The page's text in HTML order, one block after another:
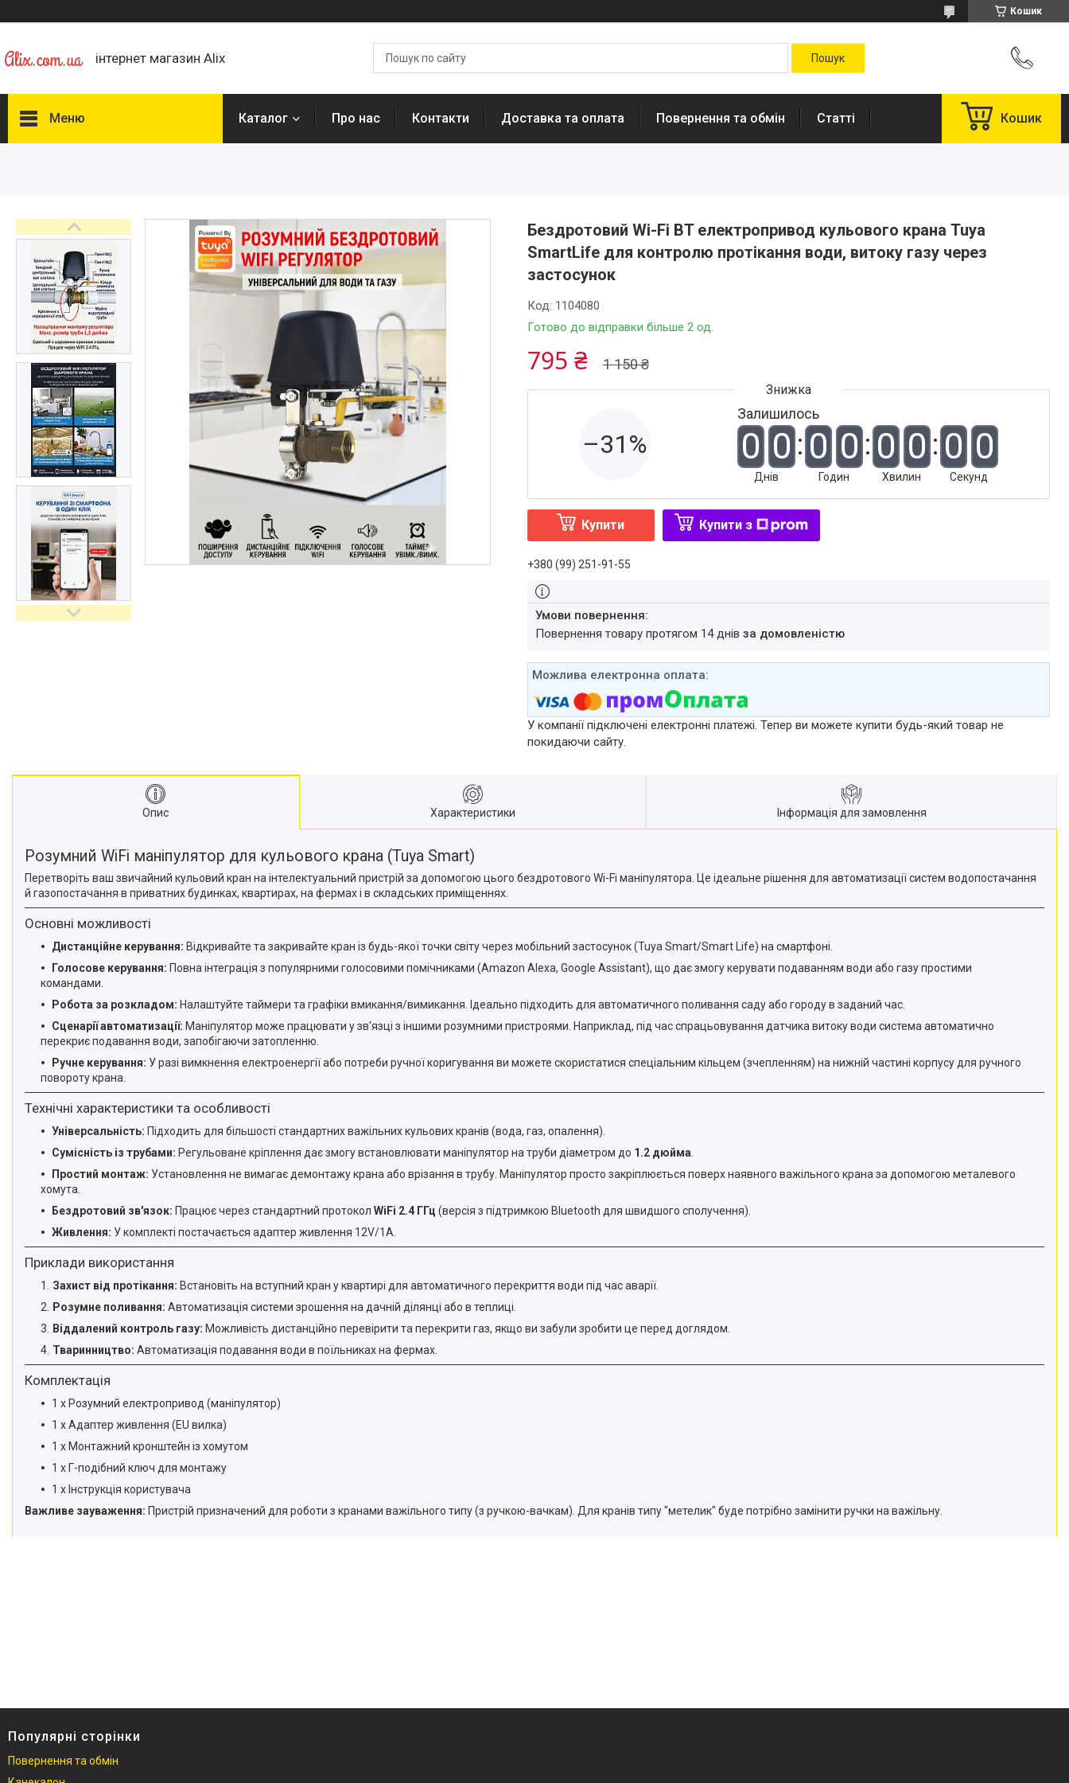
Кошик
інтернет магазин Alix
Меню Каталог Про нас Контакти Доставка та оплата Повернення та обмін Статті Кошик
Бездротовий Wi-Fi BT електропривод кульового крана Tuya
SmartLife для контролю протікання води, витоку газу через
застосунок
Готово до відправки більше 2 од.
Код: 1104080
1 150 ₴
795 ₴
–31%
Залишилось
0 0
Днів
0 0
Годин
0 0
Хвилин
0 0
Секунд
Купити Купити з
+380 (99) 251-91-55
повернення товару протягом 14 днів за домовленістю
У компанії підключені електронні платежі. Тепер ви можете купити будь-який товар не
покидаючи сайту.
Опис Характеристики Інформація для замовлення
Розумний WiFi маніпулятор для кульового крана (Tuya Smart)
Перетворіть ваш звичайний кульовий кран на інтелектуальний пристрій за допомогою цього бездротового Wi-Fi маніпулятора. Це ідеальне рішення для автоматизації систем водопостачання
й газопостачання в приватних будинках, квартирах, на фермах і в складських приміщеннях.
Основні можливості
Дистанційне керування: Відкривайте та закривайте кран із будь-якої точки світу через мобільний застосунок (Tuya Smart/Smart Life) на смартфоні.
Голосове керування: Повна інтеграція з популярними голосовими помічниками (Amazon Alexa, Google Assistant), що дає змогу керувати подаванням води або газу простими
командами.
Робота за розкладом: Налаштуйте таймери та графіки вмикання/вимикання. Ідеально підходить для автоматичного поливання саду або городу в заданий час.
Сценарії автоматизації: Маніпулятор може працювати у зв'язці з іншими розумними пристроями. Наприклад, під час спрацьовування датчика витоку води система автоматично
перекриє подавання води, запобігаючи затопленню.
Ручне керування: У разі вимкнення електроенергії або потреби ручної коригування ви можете скористатися спеціальним кільцем (зчепленням) на нижній частині корпусу для ручного
повороту крана.
Технічні характеристики та особливості
Універсальність: Підходить для більшості стандартних важільних кульових кранів (вода, газ, опалення).
Сумісність із трубами: Регульоване кріплення дає змогу встановлювати маніпулятор на труби діаметром до 1.2 дюйма
Простий монтаж: Установлення не вимагає демонтажу крана або врізання в трубу. Маніпулятор просто закріплюється поверх наявного важільного крана за допомогою металевого
хомута.
Бездротовий зв'язок: Працює через стандартний протокол WiFi 2.4 ГГц (версія з підтримкою Bluetooth для швидшого сполучення).
Живлення: У комплекті постачається адаптер живлення 12V/1A.
Приклади використання
Захист від протікання: Встановіть на вступний кран у квартирі для автоматичного перекриття води під час аварії.
Розумне поливання: Автоматизація системи зрошення на дачній ділянці або в теплиці.
Віддалений контроль газу: Можливість дистанційно перевірити та перекрити газ, якщо ви забули зробити це перед доглядом.
Тваринництво: Автоматизація подавання води в поїльниках на фермах.
Комплектація
1 х Розумний електропривод (маніпулятор)
1 х Адаптер живлення (EU вилка)
1 х Монтажний кронштейн із хомутом
1 х Г-подібний ключ для монтажу
1 х Інструкція користувача
Важливе зауваження: Пристрій призначений для роботи з кранами важільного типу (з ручкою-вачкам). Для кранів типу "метелик" буде потрібно замінити ручки на важільну.
Популярні сторінки
Повернення та обмін